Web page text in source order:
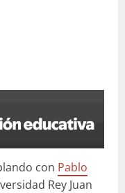
con Pablo
Rey Juan